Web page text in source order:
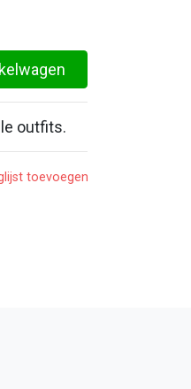
outfits.
toevoegen